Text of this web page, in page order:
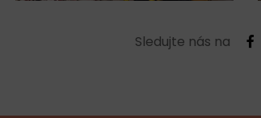
Sledujte nás na